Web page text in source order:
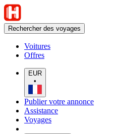
Rechercher des voyages
Voitures
Offres
EUR
•
Publier votre annonce
Assistance
Voyages